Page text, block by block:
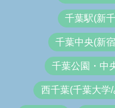
千葉駅(新
千葉中央(新
千葉公園・中
西千葉(千葉大学